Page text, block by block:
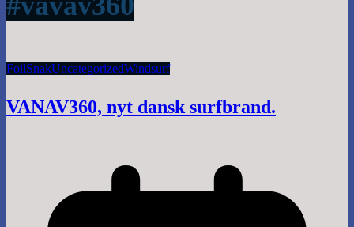
FoilSnakUncategorizedWindsurf
VANAV360, nyt dansk surfbrand.